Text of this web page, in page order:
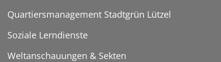
Quartiersmanagement Stadtgrün Lützel
Soziale Lerndienste
Weltanschauungen & Sekten